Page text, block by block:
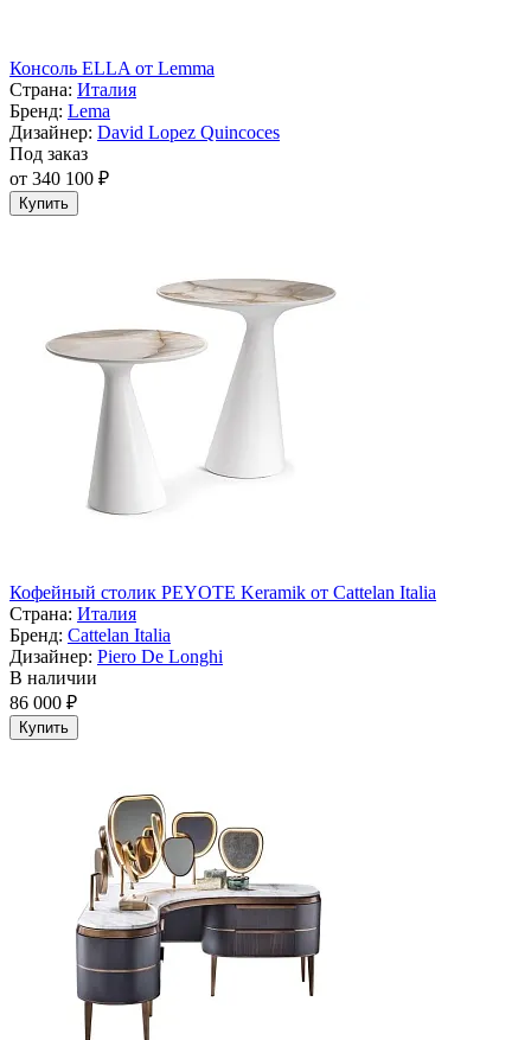
Консоль ELLA от Lemma
Страна: Италия
Бренд: Lema
Дизайнер: David Lopez Quincoces
Под заказ
от 340 100 ₽
Купить
Кофейный столик PEYOTE Keramik от Cattelan Italia
Страна: Италия
Бренд: Cattelan Italia
Дизайнер: Piero De Longhi
В наличии
86 000 ₽
Купить